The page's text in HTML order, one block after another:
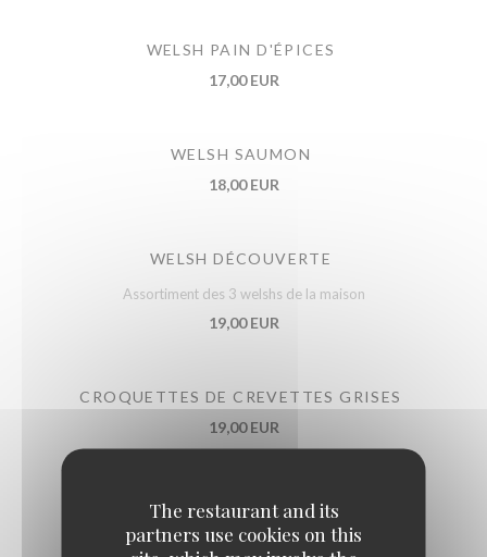
The restaurant and its
partners use cookies on this
WELSH PAIN D'ÉPICES
17,00 EUR
WELSH SAUMON
18,00 EUR
WELSH DÉCOUVERTE
Assortiment des 3 welshs de la maison
19,00 EUR
CROQUETTES DE CREVETTES GRISES
19,00 EUR
POULET AU MAROILLES
16,00 EUR